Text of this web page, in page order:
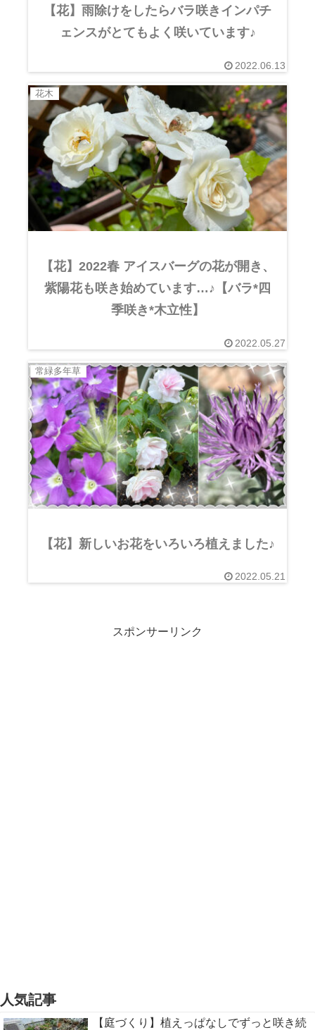
【花】雨除けをしたらバラ咲きインパチ
ェンスがとてもよく咲いています♪
2022.06.13
花木
【花】2022春 アイスバーグの花が開き、
紫陽花も咲き始めています…♪【バラ*四
季咲き*木立性】
2022.05.27
常緑多年草
【花】新しいお花をいろいろ植えました♪
2022.05.21
スポンサーリンク
人気記事
【庭づくり】植えっぱなしでずっと咲き続